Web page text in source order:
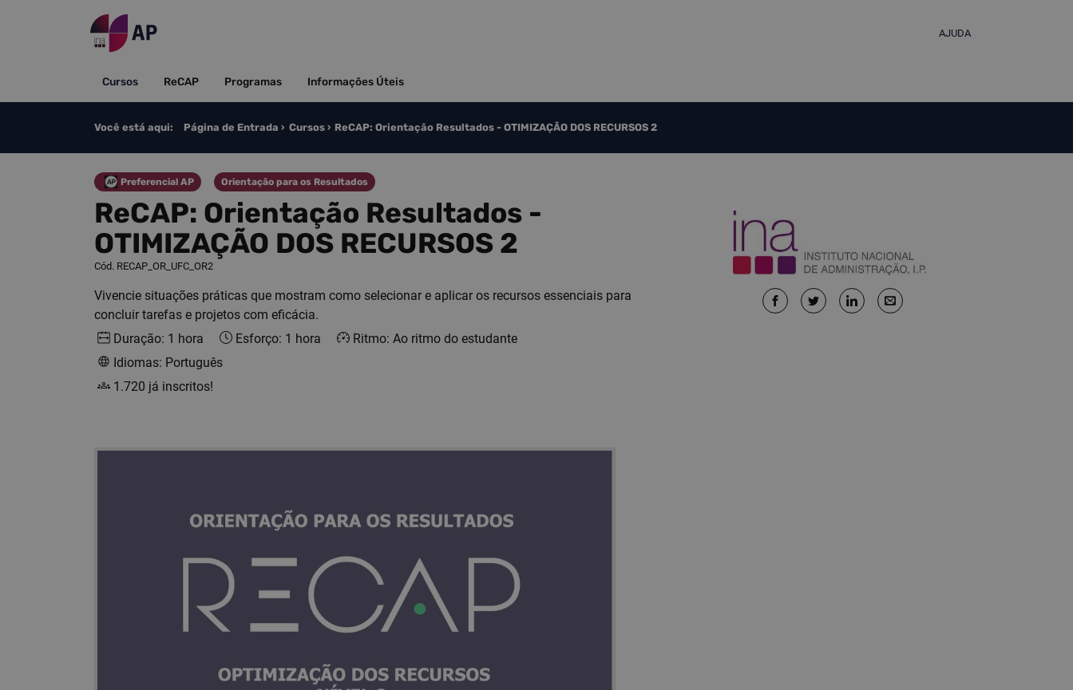
AJUDA
Cursos ReCAP Programas Informações Úteis
Você está aqui: Página de Entrada Cursos ReCAP: Orientação Resultados​​​​ - OTIMIZAÇÃO DOS RECURSOS 2
ReCAP: Orientação Resultados​​​​ -
OTIMIZAÇÃO DOS RECURSOS 2
Cód. RECAP_OR_UFC_OR2
Categoria
Preferencial AP Categoria
Orientação para os Resultados
Vivencie situações práticas que mostram como selecionar e aplicar os recursos essenciais para
concluir tarefas e projetos com eficácia.
Duração: 1 hora
Esforço: 1 hora
Ritmo: Ao ritmo do estudante
Idiomas: Português
1.720 já inscritos!